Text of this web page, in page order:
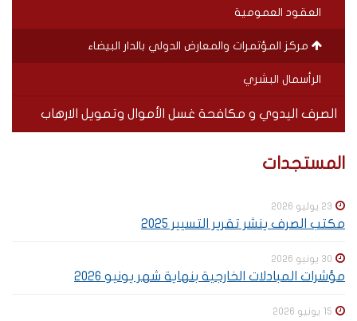
العقود العمومية
مركز المؤتمرات والمعارض الدولي بالدار البيضاء
الرأسمال البشري
الصرف اليدوي و مكافحة غسل الأموال وتمويل الارهاب
SOUS-
Special
المستجدات
23 يوليو 2026
مكتب الصرف ينشر تقرير التسيير 2025
30 يونيو 2026
مؤشرات المبادلات الخارجية بنهاية شهر يونيو 2026
15 يونيو 2026